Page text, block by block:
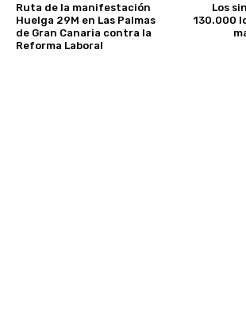
Ruta de la manifestación
Huelga 29M en Las Palmas
de Gran Canaria contra la
Reforma Laboral
Los
130.000